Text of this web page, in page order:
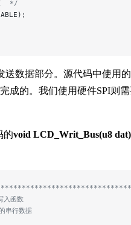
*/
送数据部分。源代码中使用
成的。我们使用硬件SPI则
的void LCD_Writ_Bus(u8 dat)
入函数
串行数据